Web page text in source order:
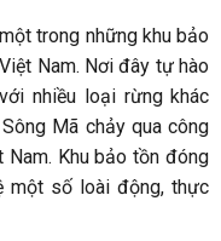
trong những khu bảo
Nam. Nơi đây tự hào
nhiều loại rừng khác
Mã chảy qua công
Khu bảo tồn đóng
một số loài động, thực